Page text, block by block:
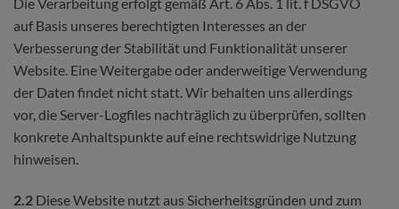
auf Basis unseres berechtigten Interesses an der
Verbesserung der Stabilität und Funktionalität unserer
Website. Eine Weitergabe oder anderweitige Verwendung
der Daten findet nicht statt. Wir behalten uns allerdings
vor, die Server-Logfiles nachträglich zu überprüfen, sollten
konkrete Anhaltspunkte auf eine rechtswidrige Nutzung
hinweisen.
2.2 Diese Website nutzt aus Sicherheitsgründen und zum